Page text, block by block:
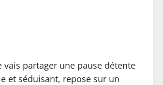
vais partager une pause détente
et séduisant, repose sur un